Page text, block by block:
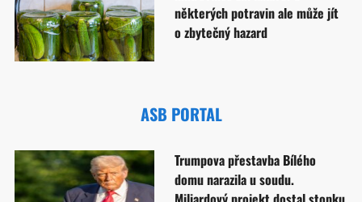
některých potravin ale může jít
o zbytečný hazard
ASB PORTAL
Trumpova přestavba Bílého
domu narazila u soudu.